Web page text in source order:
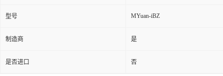
型号 MYuan-iBZ
制造商 是
是否进口 否